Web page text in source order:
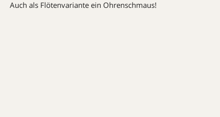
Auch als Flötenvariante ein Ohrenschmaus!